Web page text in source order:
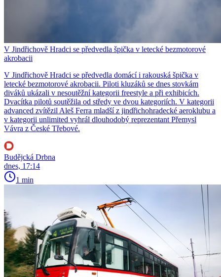
V Jindřichově Hradci se předvedla špička v letecké bezmotorové
akrobacii
V Jindřichově Hradci se předvedla domácí i rakouská špička v
letecké bezmotorové akrobacii. Piloti kluzáků se dnes stovkám
diváků ukázali v nesoutěžní kategorii freestyle a při exhibicích.
Dvacítka pilotů soutěžila od středy ve dvou kategoriích. V kategorii
advanced zvítězil Aleš Ferra mladší z jindřichohradecké aeroklubu a
v kategorii unlimited vyhrál dlouhodobý reprezentant Přemysl
Vávra z České Třebové.
Budějcká Drbna
dnes, 17:14
1 min